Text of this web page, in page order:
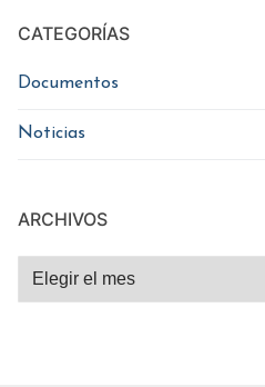
CATEGORÍAS
Documentos
Noticias
ARCHIVOS
Archivos